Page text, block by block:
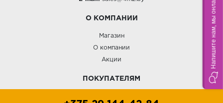
О КОМПАНИИ
Магазин
О компании
Акции
ПОКУПАТЕЛЯМ
Напишите нам, мы онлайн!